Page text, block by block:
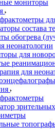
мониторы
состава
обогрева
неонатологии
для
для